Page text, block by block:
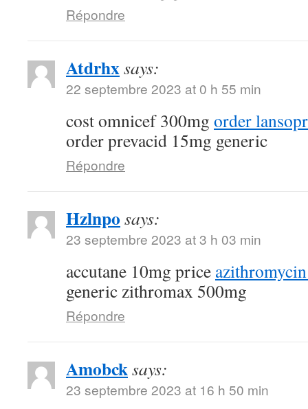
Répondre
Atdrhxsays:
22 septembre 2023 at 0 h 55 min
cost omnicef 300mg order
order prevacid 15mg generic
Répondre
Hzlnpo says:
23 septembre 2023 at 3 h 03 min
accutane 10mg price
generic zithromax 500mg
Répondre
Amobcksays:
23 septembre 2023 at 16 h 50 min